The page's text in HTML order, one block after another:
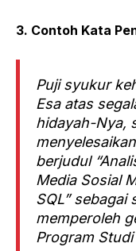
3. Contoh Kata
Puji syukur
Esa atas
hidayah-Nya,
berjudul
Media Sosial
SQL”
memperoleh
Program